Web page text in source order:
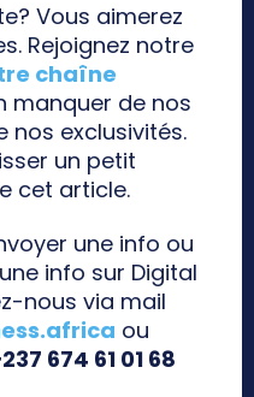
Vous aimerez
Rejoignez notre
chaîne
manquer de nos
nos exclusivités.
un petit
cet article.
une info ou
info sur Digital
nous via mail
ou
674 61 01 68